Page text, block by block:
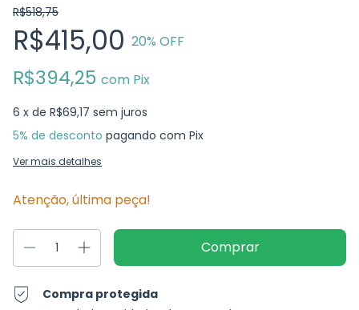
R$518,75
R$415,00 20% OFF
R$394,25 com Pix
6 x de R$69,17 sem juros
5% de desconto pagando com Pix
Ver mais detalhes
Atenção, última peça!
Compra protegida